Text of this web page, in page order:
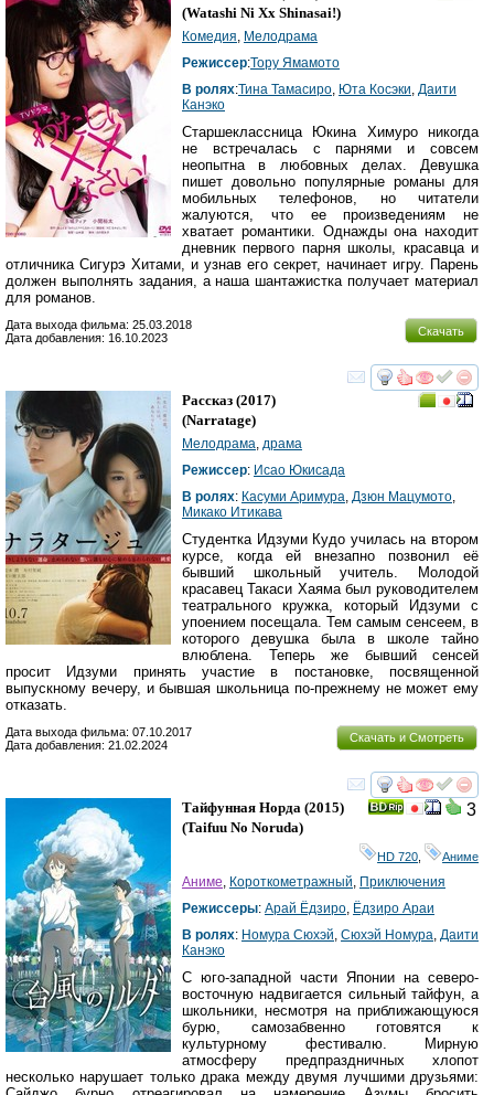
(Watashi Ni Xx Shinasai!)
Комедия, Мелодрама
Режиссер:Тору Ямамото
В ролях:Тина Тамасиро, Юта Косэки, Даити
Канэко
Старшеклассница Юкина Химуро никогда
не встречалась с парнями и совсем
неопытна в любовных делах. Девушка
пишет довольно популярные романы для
мобильных телефонов, но читатели
жалуются, что ее произведениям не
хватает романтики. Однажды она находит
дневник первого парня школы, красавца и
отличника Сигурэ Хитами, и узнав его секрет, начинает игру. Парень
должен выполнять задания, а наша шантажистка получает материал
для романов.
Скачать
Дата выхода фильма: 25.03.2018
Дата добавления: 16.10.2023
смотреть
Рассказ (2017)
(Narratage)
Мелодрама, драма
Режиссер: Исао Юкисада
В ролях: Касуми Аримура, Дзюн Мацумото,
Микако Итикава
Студентка Идзуми Кудо училась на втором
курсе, когда ей внезапно позвонил её
бывший школьный учитель. Молодой
красавец Такаси Хаяма был руководителем
театрального кружка, который Идзуми с
упоением посещала. Тем самым сенсеем, в
которого девушка была в школе тайно
влюблена. Теперь же бывший сенсей
просит Идзуми принять участие в постановке, посвященной
выпускному вечеру, и бывшая школьница по-прежнему не может ему
отказать.
Скачать и Смотреть
Дата выхода фильма: 07.10.2017
Дата добавления: 21.02.2024
смотреть
3
Тайфунная Норда (2015)
(Taifuu No Noruda)
HD 720 Аниме
Аниме, Короткометражный, Приключения
Режиссеры: Арай Ёдзиро, Ёдзиро Араи
В ролях: Номура Сюхэй, Сюхэй Номура, Даити
Канэко
С юго-западной части Японии на северо-
восточную надвигается сильный тайфун, а
школьники, несмотря на приближающуюся
бурю, самозабвенно готовятся к
культурному фестивалю. Мирную
атмосферу предпраздничных хлопот
несколько нарушает только драка между двумя лучшими друзьями: